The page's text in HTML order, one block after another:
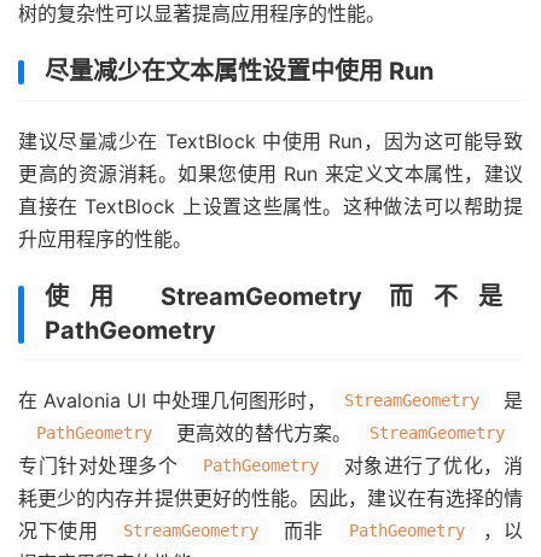
树的复杂性可以显著提高应用程序的性能。
尽量减少在文本属性设置中使用 Run
建议尽量减少在 TextBlock 中使用 Run，因为这可能导致
更高的资源消耗。如果您使用 Run 来定义文本属性，建议
直接在 TextBlock 上设置这些属性。这种做法可以帮助提
升应用程序的性能。
使用 StreamGeometry 而不是
PathGeometry
在 Avalonia UI 中处理几何图形时， StreamGeometry 是
PathGeometry 更高效的替代方案。 StreamGeometry
专门针对处理多个 PathGeometry
对象进行了优化，消
耗更少的内存并提供更好的性能。因此，建议在有选择的情
况下使用
StreamGeometry 而非 PathGeometry
，以